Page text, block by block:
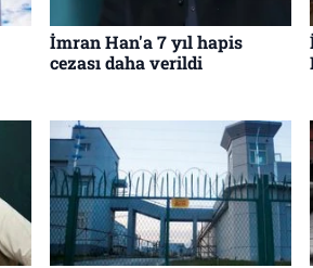
İmran Han'a 7 yıl hapis
cezası daha verildi